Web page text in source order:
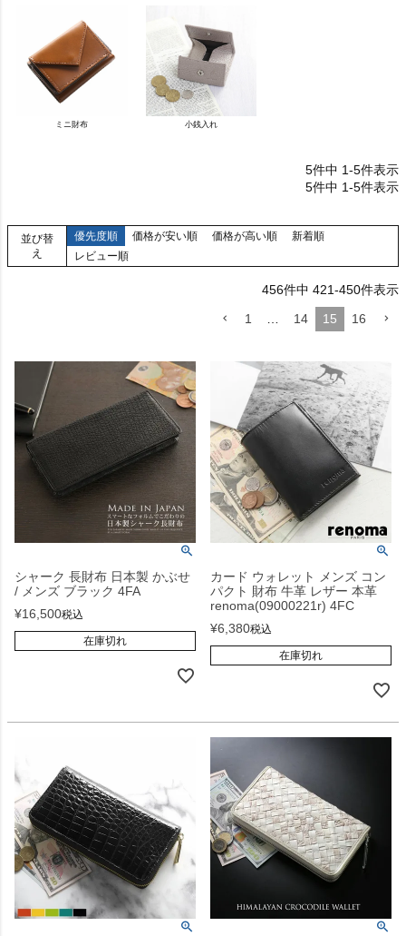
ミニ財布 小銭入れ
5件中 1-5件表示
5件中 1-5件表示
並び替
え
優先度順 価格が安い順 価格が高い順
新着順
レビュー順
456件中 421-450件表示
1
14 15 16
シャーク 長財布 日本製 かぶせ
/ メンズ ブラック 4FA
¥16,500税込
在庫切れ
カード ウォレット メンズ コン
パクト 財布 牛革 レザー 本革
renoma(09000221r) 4FC
¥6,380税込
在庫切れ